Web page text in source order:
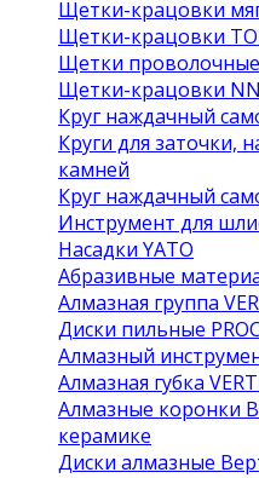
Щетки-крацовки
Щетки-крацовки
Щетки
Щетки-крацовки NN
Круг наждачный
Круги для заточки,
камней
Круг наждачный
Инструмент для
Насадки YATO
Абразивные
Алмазная группа
Диски пильные
Алмазный
Алмазная губка
Алмазные коронки
керамике
Диски алмазные